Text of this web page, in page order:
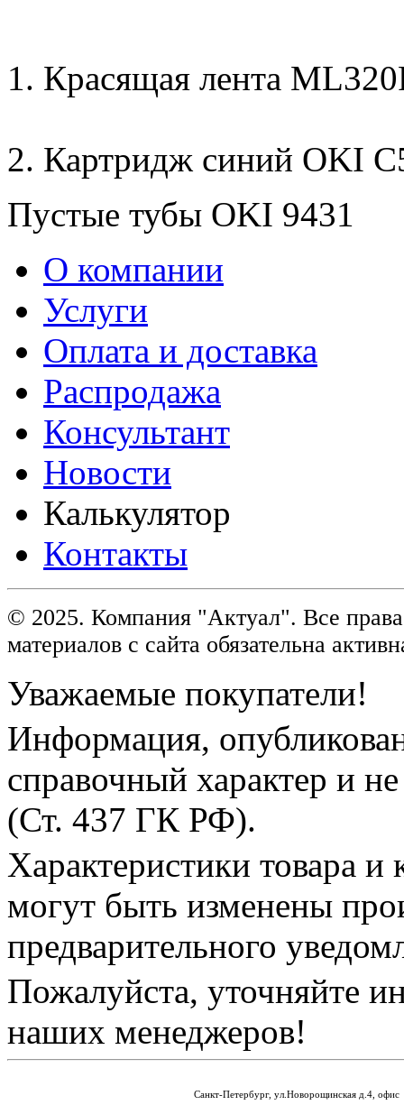
1. Красящая лента
2. Картридж синий OKI
Пустые тубы OKI 9431
О компании
Услуги
Оплата и доставка
Распродажа
Консультант
Новости
Калькулятор
Контакты
© 2025. Компания "Актуал". Все
материалов с сайта обязательна
Уважаемые покупатели!
Информация,
справочный характер и
(Ст. 437 ГК РФ).
Характеристики товара и
могут быть изменены
предварительного
Пожалуйста, уточняйте
наших менеджеров!
Санкт-Петербург, ул.Новорощинская д.4, офис